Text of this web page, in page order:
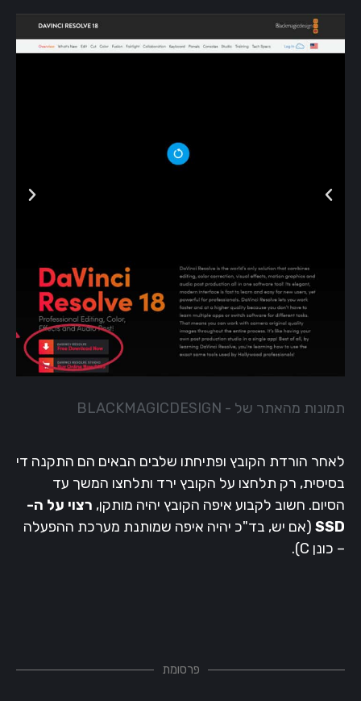
תמונות מהאתר של - BLACKMAGICDESIGN
לאחר הורדת הקובץ ופתיחתו שלבים הבאים הם התקנה די
בסיסית, רק תלחצו על הקובץ ירד ותלחצו המשך עד
הסיום. חשוב לקבוע איפה הקובץ יהיה מותקן, רצוי על ה-
SSD (אם יש, בד"כ יהיה איפה שמותנת מערכת ההפעלה
– כונן C).
פרסומת